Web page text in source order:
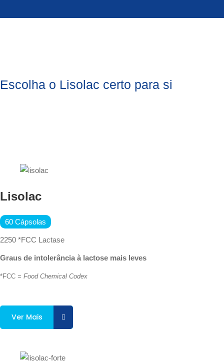
Escolha o Lisolac certo para si
Lisolac
60 Cápsolas
2250 *FCC Lactase
Graus de intolerância à lactose mais leves
*FCC = Food Chemical Codex
Ver Mais